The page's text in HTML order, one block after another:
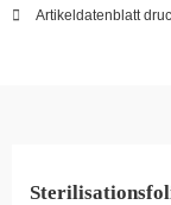
Artikeldatenblatt